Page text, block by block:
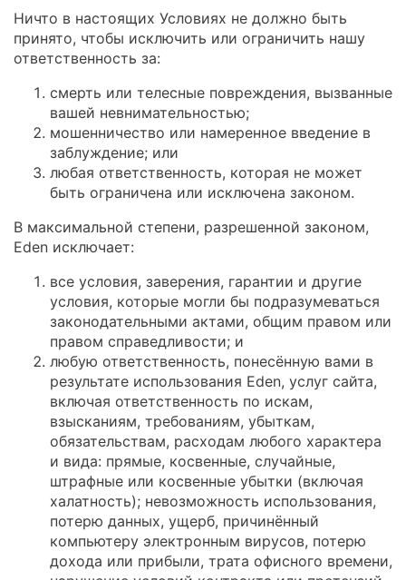
Ничто в настоящих Условиях не должно быть
принято, чтобы исключить или ограничить нашу
ответственность за:
смерть или телесные повреждения, вызванные
вашей невнимательностью;
мошенничество или намеренное введение в
заблуждение; или
любая ответственность, которая не может
быть ограничена или исключена законом.
В максимальной степени, разрешенной законом,
Eden исключает:
все условия, заверения, гарантии и другие
условия, которые могли бы подразумеваться
законодательными актами, общим правом или
правом справедливости; и
любую ответственность, понесённую вами в
результате использования Eden, услуг сайта,
включая ответственность по искам,
взысканиям, требованиям, убыткам,
обязательствам, расходам любого характера
и вида: прямые, косвенные, случайные,
штрафные или косвенные убытки (включая
халатность); невозможность использования,
потерю данных, ущерб, причинённый
компьютеру электронным вирусов, потерю
дохода или прибыли, трата офисного времени,